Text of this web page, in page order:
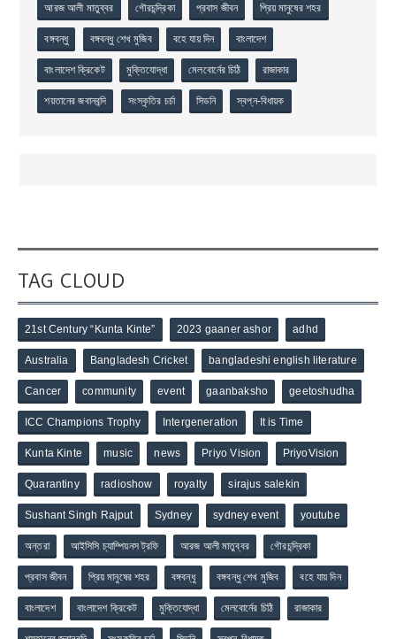
আরজ আলী মাতুব্বর গৌরচন্দ্রিকা প্রবাস জীবন প্রিয় মানুষের শহর
বঙ্গবন্ধু বঙ্গবন্ধু শেখ মুজিব বহে যায় দিন বাংলাদেশ
বাংলাদেশ ক্রিকেট মুক্তিযোদ্ধা মেলবোর্নের চিঠি রাজাকার
শয়তানের জবানবন্দি সংস্কৃতির চর্চা সিডনি স্বপ্ন-বিধায়ক
TAG CLOUD
21st Century “Kunta Kinte” 2023 gaaner ashor adhd
Australia Bangladesh Cricket bangladeshi english literature
Cancer community event gaanbaksho geetoshudha
ICC Champions Trophy Intergeneration It is Time
Kunta Kinte music news Priyo Vision PriyoVision
Quarantiny radioshow royalty sirajus salekin
Sushant Singh Rajput Sydney sydney event youtube
অন্তরা আইসিসি চ্যাম্পিয়নস ট্রফি আরজ আলী মাতুব্বর গৌরচন্দ্রিকা
প্রবাস জীবন প্রিয় মানুষের শহর বঙ্গবন্ধু বঙ্গবন্ধু শেখ মুজিব বহে যায় দিন
বাংলাদেশ বাংলাদেশ ক্রিকেট মুক্তিযোদ্ধা মেলবোর্নের চিঠি রাজাকার